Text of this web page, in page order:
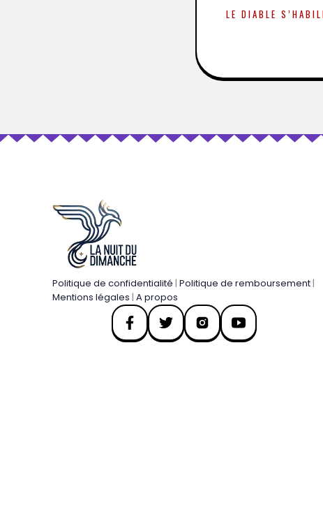
LE DIABLE
Politique de confidentialité | Politique de remboursement|
Mentions légales | A propos